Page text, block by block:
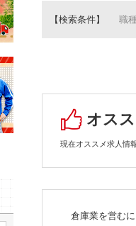
【検索条件】 職
オス
現在オススメ求人情
倉庫業を営む